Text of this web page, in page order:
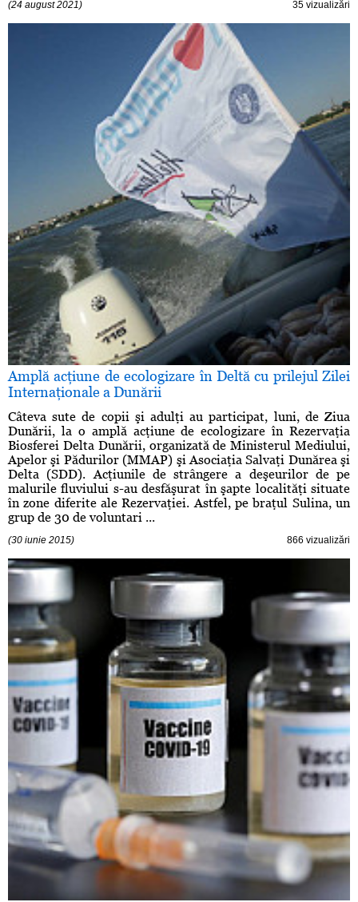
(24 august 2021) 35 vizualizări
Amplă acţiune de ecologizare în Deltă cu prilejul Zilei
Internaţionale a Dunării
Câteva sute de copii şi adulţi au participat, luni, de Ziua
Dunării, la o amplă acţiune de ecologizare în Rezervaţia
Biosferei Delta Dunării, organizată de Ministerul Mediului,
Apelor şi Pădurilor (MMAP) şi Asociaţia Salvaţi Dunărea şi
Delta (SDD). Acţiunile de strângere a deşeurilor de pe
malurile fluviului s-au desfăşurat în şapte localităţi situate
în zone diferite ale Rezervaţiei. Astfel, pe braţul Sulina, un
grup de 30 de voluntari ...
(30 iunie 2015) 866 vizualizări